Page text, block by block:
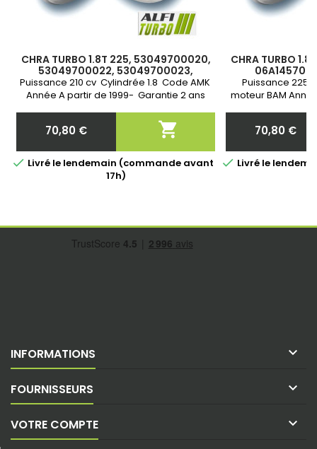
CHRA TURBO 1.8T 225, 53049700020,
53049700022, 53049700023,
06A145704M, 06A145704P,
06A145704Q
Puissance 210 cv Cylindrée 1.8 Code AMK
Année A partir de 1999- Garantie 2 ans
Prix
70,80 € 
 Livré le lendemain (commande avant
17h)
CHRA TURBO
Puissance 225
moteur BAM
Prix
70,80 €
 Livré le
INFORMATIONS 
FOURNISSEURS 
VOTRE COMPTE 